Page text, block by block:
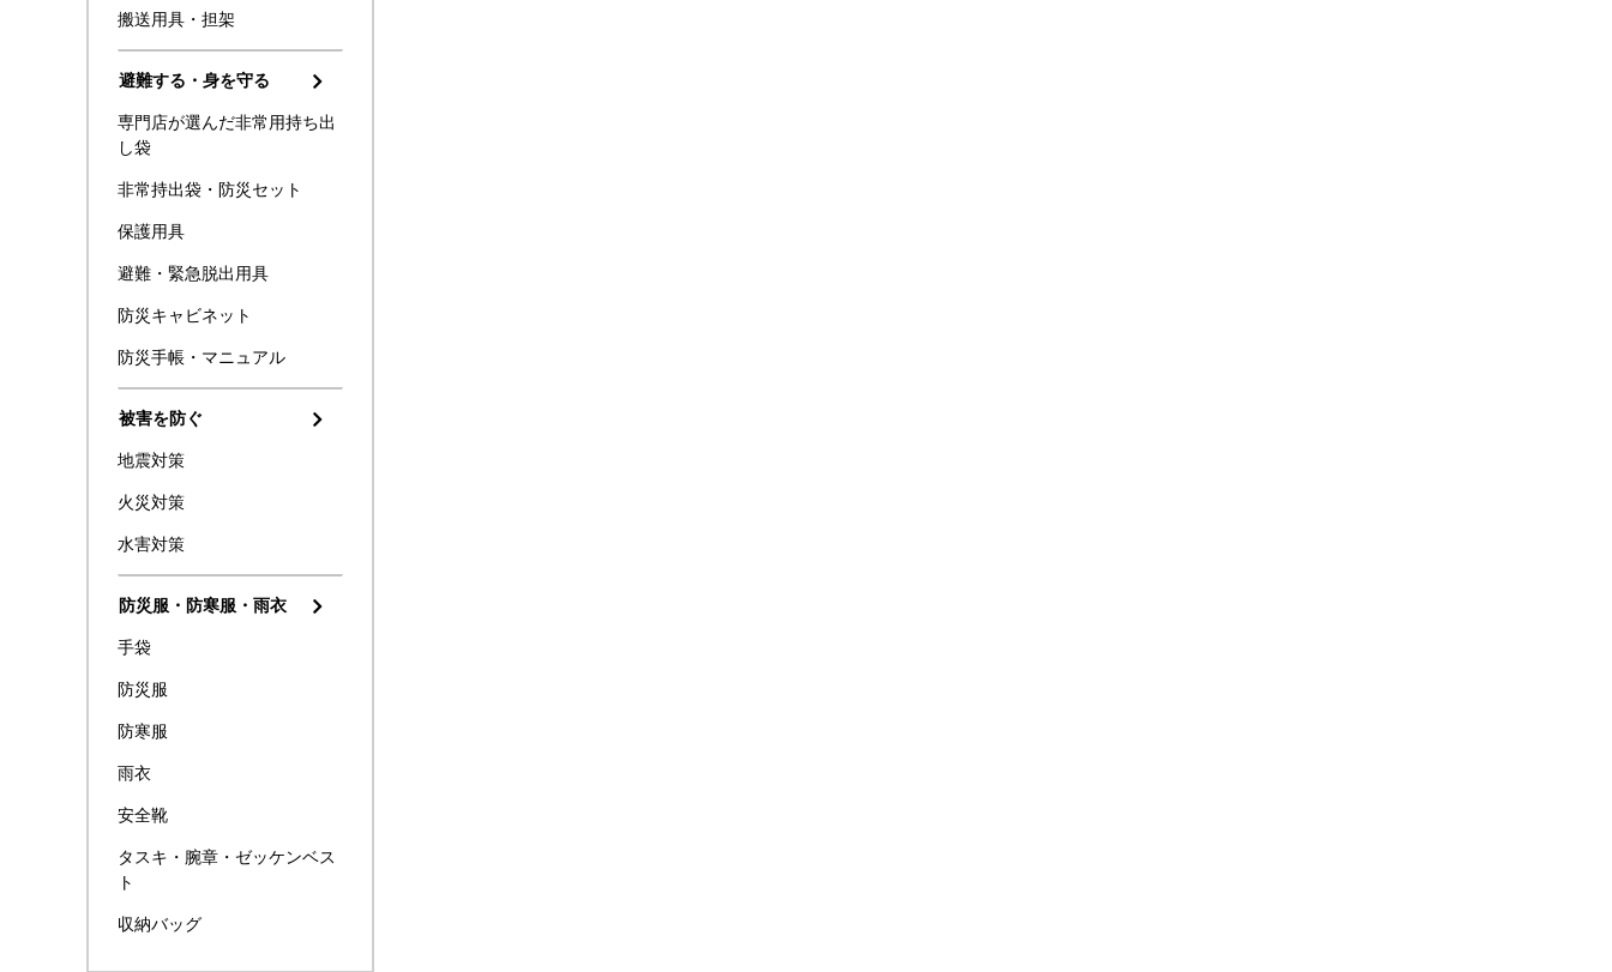
搬送用具・担架
避難する・身を守る
専門店が選んだ非常用持ち出
し袋
非常持出袋・防災セット
保護用具
避難・緊急脱出用具
防災キャビネット
防災手帳・マニュアル
被害を防ぐ
地震対策
火災対策
水害対策
防災服・防寒服・雨衣
手袋
防災服
防寒服
雨衣
安全靴
タスキ・腕章・ゼッケンベス
ト
収納バッグ